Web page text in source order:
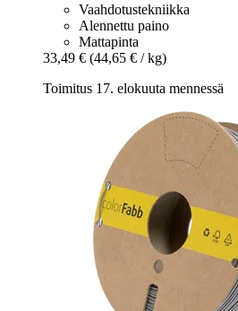
Vaahdotustekniikka
Alennettu paino
Mattapinta
33,49 € (44,65 € / kg)
Toimitus 17. elokuuta mennessä